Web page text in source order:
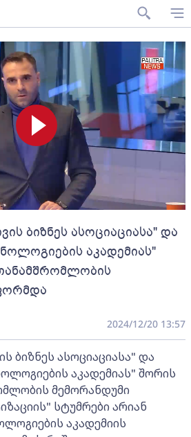
ბიზნეს ასოციაციასა" და
აკადემიას"
2024/12/20 13:57
ბიზნეს ასოციაციასა" და
აკადემიას" შორის
მემორანდუმი
სტუმრები არიან
აკადემიის